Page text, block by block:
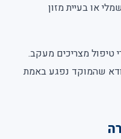
או בעיית מזון
טיפול מצריכים מעקב.
שהמוקד נפגע באמת